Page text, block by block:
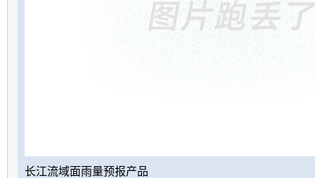
长江流域面雨量预报产品